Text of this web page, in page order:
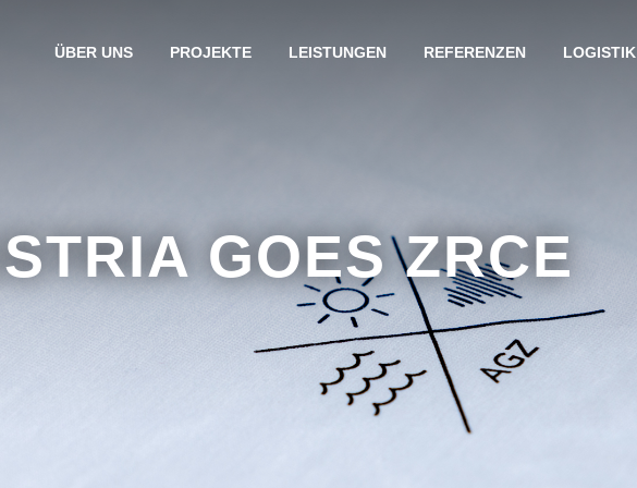
ÜBER UNS PROJEKTE LEISTUNGEN REFERENZEN LOGISTIK
GOES ZRCE